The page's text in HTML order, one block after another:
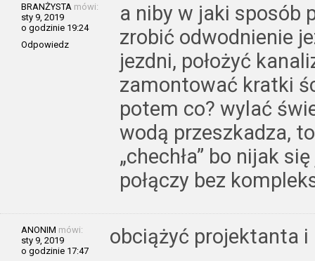
BRANŻYSTA mówi:
sty 9, 2019
o godzinie 19:24
Odpowiedz
a niby w jaki sposób
zrobić odwodnienie
jezdni, położyć
zamontować kratki
potem co? wylać
wodą przeszkadza,
„chechła” bo nijak
połączy bez
ANONIM mówi:
sty 9, 2019
o godzinie 17:47
obciążyć projektanta i